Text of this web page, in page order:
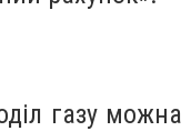
газу можна